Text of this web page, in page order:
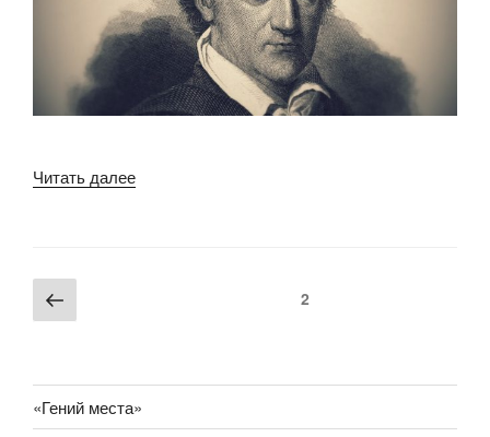
Читать далее«ГЁТЕ»
Пагинация
записей
Предыдущая
страница
Страница2
«Гений места»